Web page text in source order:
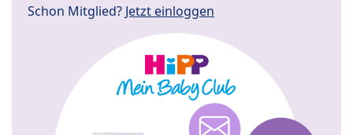
Schon Mitglied? Jetzt einloggen